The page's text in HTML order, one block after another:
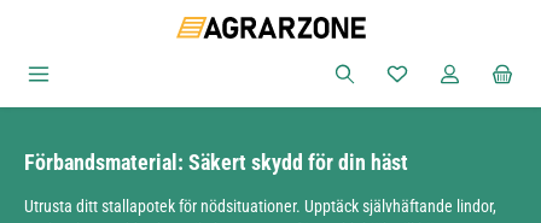
Du har 0 objekt i
Förbandsmaterial: Säkert skydd för din häst
Utrusta ditt stallapotek för nödsituationer. Upptäck självhäftande lindor,